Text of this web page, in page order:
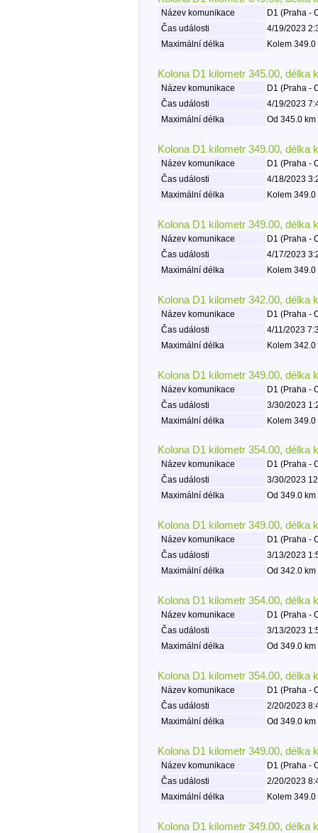
Název komunikace
D1 (Praha -
Čas události
4/19/2023
Maximální délka
Kolem
Kolona D1 kilometr 345.00, délka
Název komunikace
D1 (Praha -
Čas události
4/19/2023
Maximální délka
Od 345.0
Kolona D1 kilometr 349.00, délka
Název komunikace
D1 (Praha -
Čas události
4/18/2023
Maximální délka
Kolem
Kolona D1 kilometr 349.00, délka
Název komunikace
D1 (Praha -
Čas události
4/17/2023
Maximální délka
Kolem
Kolona D1 kilometr 342.00, délka
Název komunikace
D1 (Praha -
Čas události
4/11/2023
Maximální délka
Kolem
Kolona D1 kilometr 349.00, délka
Název komunikace
D1 (Praha -
Čas události
3/30/2023
Maximální délka
Kolem
Kolona D1 kilometr 354.00, délka
Název komunikace
D1 (Praha -
Čas události
3/30/2023
Maximální délka
Od 349.0
Kolona D1 kilometr 349.00, délka
Název komunikace
D1 (Praha -
Čas události
3/13/2023
Maximální délka
Od 342.0
Kolona D1 kilometr 354.00, délka
Název komunikace
D1 (Praha -
Čas události
3/13/2023
Maximální délka
Od 349.0
Kolona D1 kilometr 354.00, délka
Název komunikace
D1 (Praha -
Čas události
2/20/2023
Maximální délka
Od 349.0
Kolona D1 kilometr 349.00, délka
Název komunikace
D1 (Praha -
Čas události
2/20/2023
Maximální délka
Kolem
Kolona D1 kilometr 349.00, délka